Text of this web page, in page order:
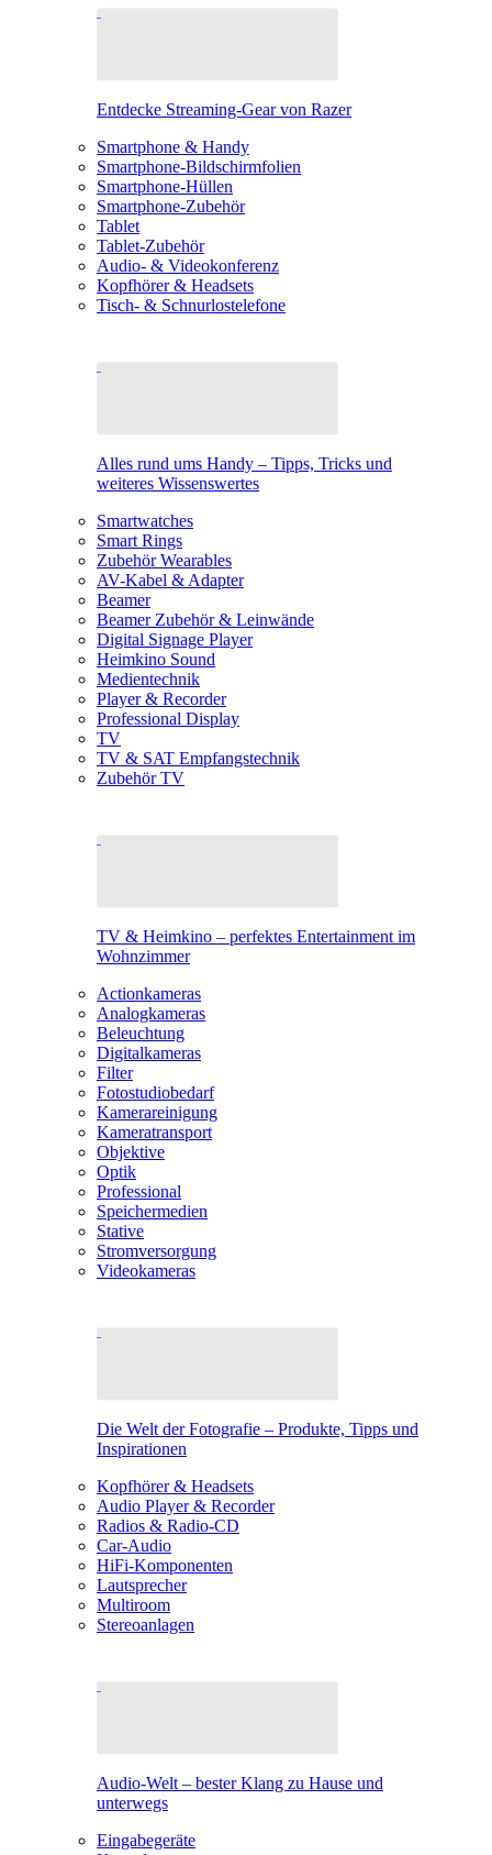
Entdecke Streaming-Gear von Razer
Smartphone & Handy
Smartphone-Bildschirmfolien
Smartphone-Hüllen
Smartphone-Zubehör
Tablet
Tablet-Zubehör
Audio- & Videokonferenz
Kopfhörer & Headsets
Tisch- & Schnurlostelefone
Alles rund ums Handy – Tipps, Tricks und
weiteres Wissenswertes
Smartwatches
Smart Rings
Zubehör Wearables
AV-Kabel & Adapter
Beamer
Beamer Zubehör & Leinwände
Digital Signage Player
Heimkino Sound
Medientechnik
Player & Recorder
Professional Display
TV
TV & SAT Empfangstechnik
Zubehör TV
TV & Heimkino – perfektes Entertainment im
Wohnzimmer
Actionkameras
Analogkameras
Beleuchtung
Digitalkameras
Filter
Fotostudiobedarf
Kamerareinigung
Kameratransport
Objektive
Optik
Professional
Speichermedien
Stative
Stromversorgung
Videokameras
Die Welt der Fotografie – Produkte, Tipps und
Inspirationen
Kopfhörer & Headsets
Audio Player & Recorder
Radios & Radio-CD
Car-Audio
HiFi-Komponenten
Lautsprecher
Multiroom
Stereoanlagen
Audio-Welt – bester Klang zu Hause und
unterwegs
Eingabegeräte